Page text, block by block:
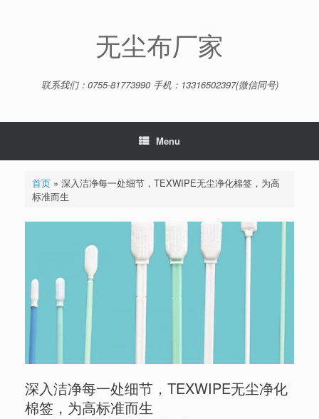
无尘布厂家
联系我们：0755-81773990 手机：13316502397(微信同号)
Menu
首页» 深入洁净每一处细节，TEXWIPE无尘净化棉签，为高
标准而生
深入洁净每一处细节，TEXWIPE无尘净化
棉签，为高标准而生